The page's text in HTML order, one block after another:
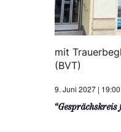
9. Juni 2027 | 19:00
mit
(BVT)